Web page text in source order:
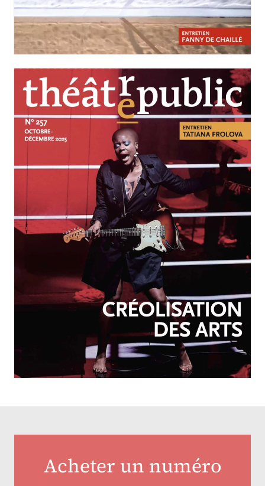
N°258
Scènes polonaises
OCTOBRE-DÉCEMBRE 2025
Créolisation des arts
Acheter un numéro